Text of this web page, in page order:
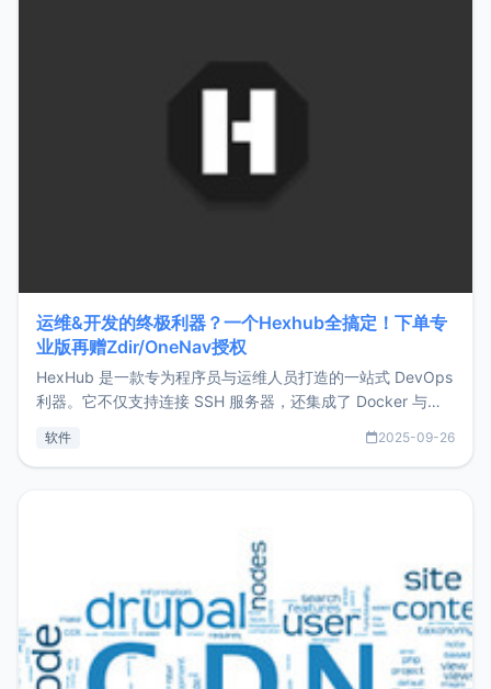
运维&开发的终极利器？一个Hexhub全搞定！下单专
业版再赠Zdir/OneNav授权
HexHub 是一款专为程序员与运维人员打造的一站式 DevOps
利器。它不仅支持连接 SSH 服务器，还集成了 Docker 与常
件间频繁切换，仅凭 HexHub 即可同时搞定运维与数据库操
软件 2025-09-26